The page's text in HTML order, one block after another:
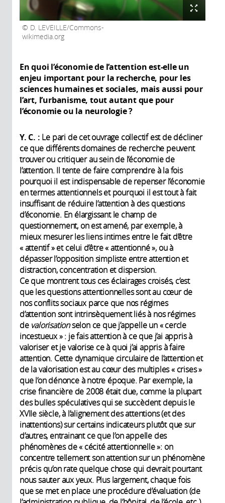
D. LEVEILLE/Commons-
wikimedia.org
En quoi l’économie de l’attention est-elle un
enjeu important pour la recherche, pour les
sciences humaines et sociales, mais aussi pour
l’art, l’urbanisme, tout autant que pour
l’économie ou la neurologie?
Y. C. : Le pari de cet ouvrage collectif est de décliner
ce que différents domaines de recherche peuvent
trouver ou critiquer au sein de l’économie de
l’attention. Il tente de faire comprendre à la fois
pourquoi il est indispensable de repenser l’économie
en termes attentionnels et pourquoi il est tout à fait
insuffisant de réduire l’attention à des questions
d’économie. En élargissant le champ de
questionnement, on est amené, par exemple, à
mieux mesurer les liens intimes entre le fait d’être
« attentif » et celui d’être « attentionné », ou à
dépasser l’opposition simpliste entre attention et
distraction, concentration et dispersion.
Ce que montrent tous ces éclairages croisés, c’est
que les questions attentionnelles sont au cœur de
nos conflits sociaux parce que nos régimes
d’attention sont intrinsèquement liés à nos régimes
de valorisationselon ce que j’appelle un « cercle
incestueux » : je fais attention à ce que j’ai appris à
valoriser et je valorise ce à quoi j’ai appris à faire
attention. Cette dynamique circulaire de l’attention et
de la valorisation est au cœur des multiples « crises »
que l’on dénonce à notre époque. Par exemple, la
crise financière de 2008 était due, comme la plupart
des bulles spéculatives qui se succèdent depuis le
XVIIe siècle, à l’alignement des attentions (et des
inattentions) sur certains indicateurs plutôt que sur
d’autres, entrainant ce que l’on appelle des
phénomènes de « cécité attentionnelle »: on
concentre tellement son attention sur un phénomène
précis qu’on rate quelque chose qui devrait pourtant
nous sauter aux yeux. Plus largement, chaque fois
que se met en place une procédure d’évaluation (de